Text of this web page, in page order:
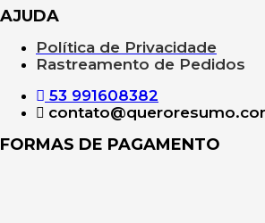
AJUDA
Política de Privacidade
Rastreamento de Pedidos
53 991608382
FORMAS DE PAGAMENTO